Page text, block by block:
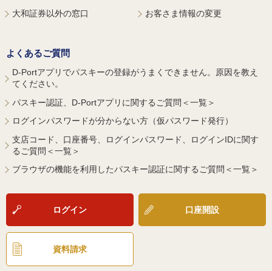
大和証券以外の窓口
お客さま情報の変更
よくあるご質問
D-Portアプリでパスキーの登録がうまくできません。原因を教え
てください。
パスキー認証、D-Portアプリに関するご質問＜一覧＞
ログインパスワードが分からない方（仮パスワード発行）
支店コード、口座番号、ログインパスワード、ログインIDに関す
るご質問＜一覧＞
ブラウザの機能を利用したパスキー認証に関するご質問＜一覧＞
ログイン 口座開設
資料請求